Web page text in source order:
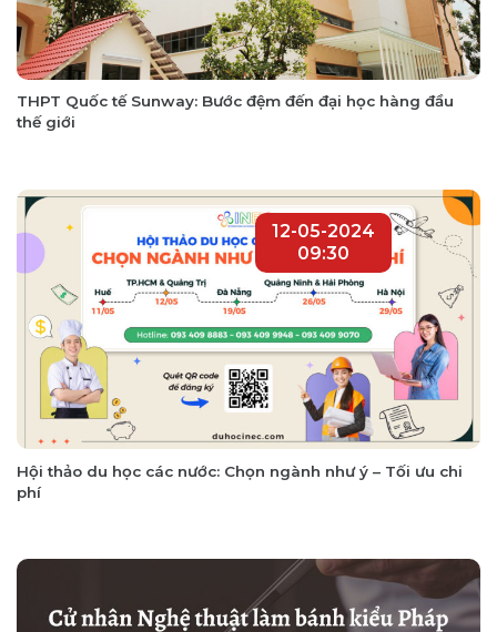
THPT Quốc tế Sunway: Bước đệm đến đại học hàng đầu
thế giới
Hội thảo du học các nước: Chọn ngành như ý – Tối ưu chi
phí
12-05-2024
09:30